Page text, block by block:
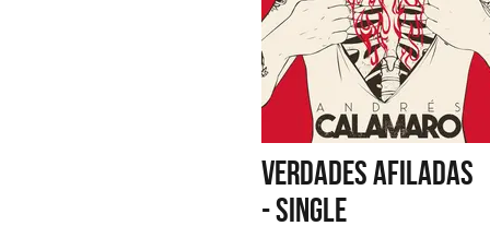
VERDADES AFILADAS
- SINGLE